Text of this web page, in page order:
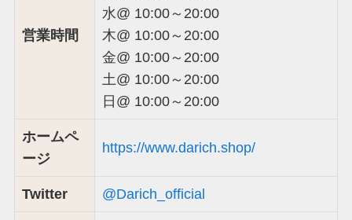
営業時間
水@ 10:00～20:00
木@ 10:00～20:00
金@ 10:00～20:00
土@ 10:00～20:00
日@ 10:00～20:00
ホームペ
ージ
https://www.darich.shop/
Twitter @Darich_official